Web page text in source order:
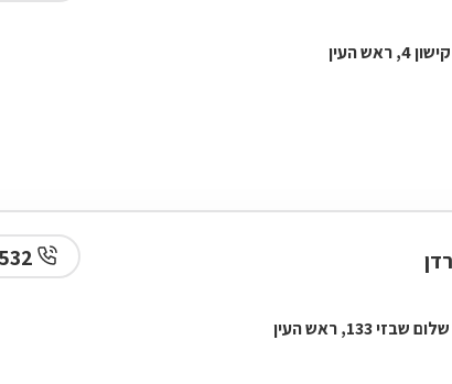
ראש העין
שבזי 133, ראש העין